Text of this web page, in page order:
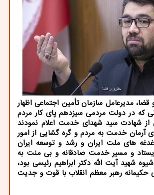
مدیرعامل سازمان تأمین اجتماعی اظهار
که در دولت مردمی سیزدهم پای کار مردم
از شهادت سید شهدای خدمت اعلام نمودند
آرمان خدمت به مردم و گره گشایی از امور
های ملت ایران و رشد و توسعه ایران
و مسیر خدمت صادقانه و بی منت به
شهید آیت الله دکتر ابراهیم رئیسی بود،
رهبر معظم انقلاب با قوت و جدیت